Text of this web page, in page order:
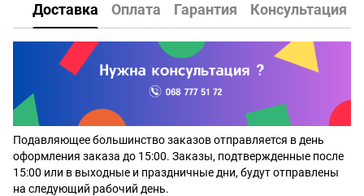
Доставка Оплата Гарантия Консультация
Подавляющее большинство заказов отправляется в день
оформления заказа до 15:00. Заказы, подтвержденные после
15:00 или в выходные и праздничные дни, будут отправлены
на следующий рабочий день.